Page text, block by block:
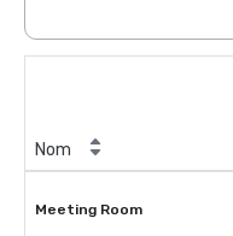
Nom
Meeting Room